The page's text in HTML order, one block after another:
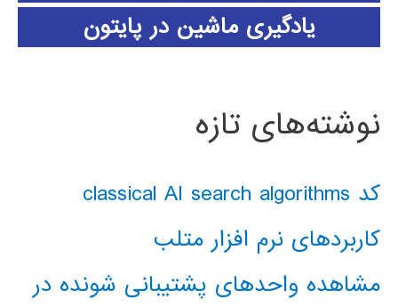
یادگیری ماشین در پایتون
نوشته‌های تازه
کد classical AI search algorithms
کاربردهای نرم افزار متلب
مشاهده واحدهای پشتیبانی شونده در